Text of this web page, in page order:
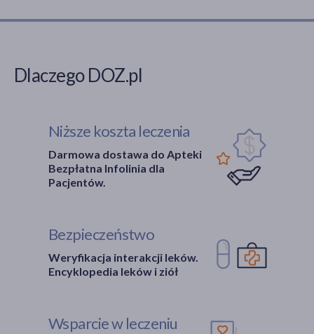
Dlaczego DOZ.pl
Niższe koszta leczenia
Darmowa dostawa do Apteki
Bezpłatna Infolinia dla
Pacjentów.
Bezpieczeństwo
Weryfikacja interakcji leków.
Encyklopedia leków i ziół
Wsparcie w leczeniu